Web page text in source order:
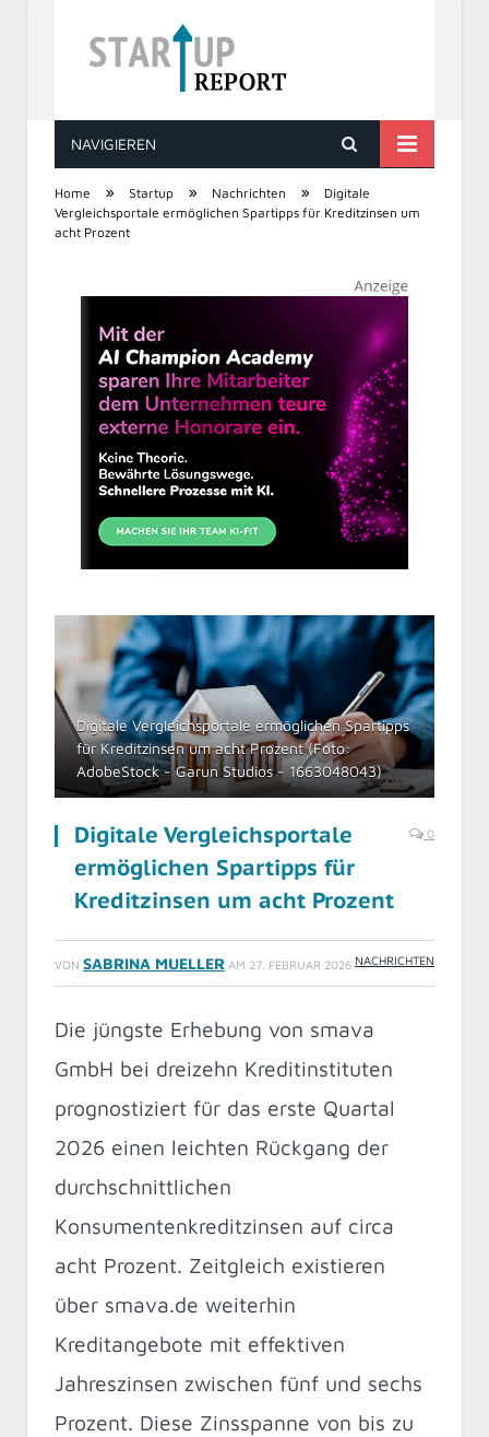
STARTUP REPORT
NAVIGIEREN
Home » Startup » Nachrichten »
Digitale
Vergleichsportale ermöglichen Spartipps für Kreditzinsen um
acht Prozent
Digitale Vergleichsportale ermöglichen Spartipps
für Kreditzinsen um acht Prozent (Foto:
AdobeStock - Garun Studios - 1663048043)
Digitale Vergleichsportale
ermöglichen Spartipps für
Kreditzinsen um acht Prozent
0
VON SABRINA MUELLER AM 27. FEBRUAR 2026 NACHRICHTEN
Die jüngste Erhebung von smava
GmbH bei dreizehn Kreditinstituten
prognostiziert für das erste Quartal
2026 einen leichten Rückgang der
durchschnittlichen
Konsumentenkreditzinsen auf circa
acht Prozent. Zeitgleich existieren
über smava.de weiterhin
Kreditangebote mit effektiven
Jahreszinsen zwischen fünf und sechs
Prozent. Diese Zinsspanne von bis zu